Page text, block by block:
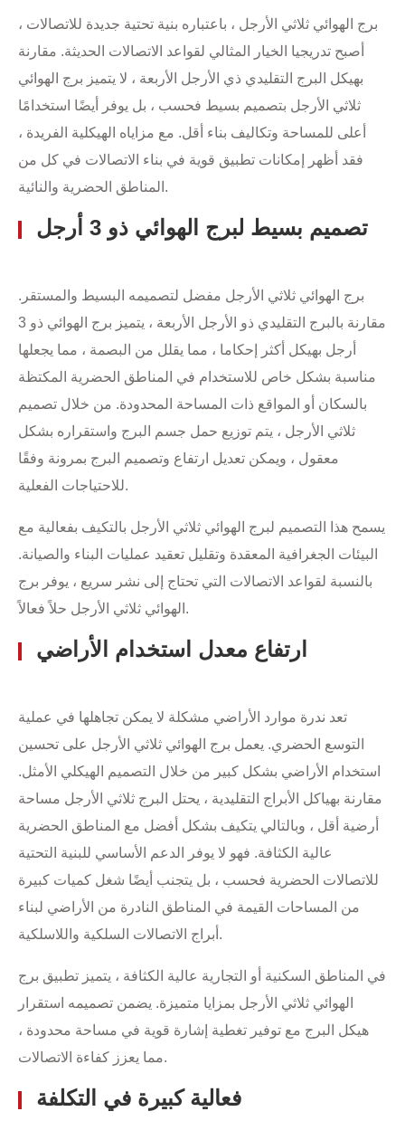
برج الهوائي ثلاثي الأرجل ، باعتباره بنية تحتية جديدة للاتصالات ،
أصبح تدريجيا الخيار المثالي لقواعد الاتصالات الحديثة. مقارنة
بهيكل البرج التقليدي ذي الأرجل الأربعة ، لا يتميز برج الهوائي
ثلاثي الأرجل بتصميم بسيط فحسب ، بل يوفر أيضًا استخدامًا
أعلى للمساحة وتكاليف بناء أقل. مع مزاياه الهيكلية الفريدة ،
فقد أظهر إمكانات تطبيق قوية في بناء الاتصالات في كل من
المناطق الحضرية والنائية.
تصميم بسيط لبرج الهوائي ذو 3 أرجل
برج الهوائي ثلاثي الأرجل مفضل لتصميمه البسيط والمستقر.
مقارنة بالبرج التقليدي ذو الأرجل الأربعة ، يتميز برج الهوائي ذو 3
أرجل بهيكل أكثر إحكاما ، مما يقلل من البصمة ، مما يجعلها
مناسبة بشكل خاص للاستخدام في المناطق الحضرية المكتظة
بالسكان أو المواقع ذات المساحة المحدودة. من خلال تصميم
ثلاثي الأرجل ، يتم توزيع حمل جسم البرج واستقراره بشكل
معقول ، ويمكن تعديل ارتفاع وتصميم البرج بمرونة وفقًا
للاحتياجات الفعلية.
يسمح هذا التصميم لبرج الهوائي ثلاثي الأرجل بالتكيف بفعالية مع
البيئات الجغرافية المعقدة وتقليل تعقيد عمليات البناء والصيانة.
بالنسبة لقواعد الاتصالات التي تحتاج إلى نشر سريع ، يوفر برج
الهوائي ثلاثي الأرجل حلاً فعالاً.
ارتفاع معدل استخدام الأراضي
تعد ندرة موارد الأراضي مشكلة لا يمكن تجاهلها في عملية
التوسع الحضري. يعمل برج الهوائي ثلاثي الأرجل على تحسين
استخدام الأراضي بشكل كبير من خلال التصميم الهيكلي الأمثل.
مقارنة بهياكل الأبراج التقليدية ، يحتل البرج ثلاثي الأرجل مساحة
أرضية أقل ، وبالتالي يتكيف بشكل أفضل مع المناطق الحضرية
عالية الكثافة. فهو لا يوفر الدعم الأساسي للبنية التحتية
للاتصالات الحضرية فحسب ، بل يتجنب أيضًا شغل كميات كبيرة
من المساحات القيمة في المناطق النادرة من الأراضي لبناء
أبراج الاتصالات السلكية واللاسلكية.
في المناطق السكنية أو التجارية عالية الكثافة ، يتميز تطبيق برج
الهوائي ثلاثي الأرجل بمزايا متميزة. يضمن تصميمه استقرار
هيكل البرج مع توفير تغطية إشارة قوية في مساحة محدودة ،
مما يعزز كفاءة الاتصالات.
فعالية كبيرة في التكلفة